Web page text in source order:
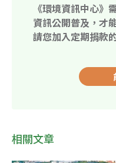
《環境資訊中心》
資訊公開普及，才
請您加入定期捐款
相關文章